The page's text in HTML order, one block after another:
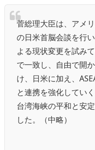
菅総理大臣は、アメ
の日米首脳会談を行
よる現状変更を試み
で一致し、自由で開
け、日米に加え、
と連携を強化してい
台湾海峡の平和と安
した。（中略）